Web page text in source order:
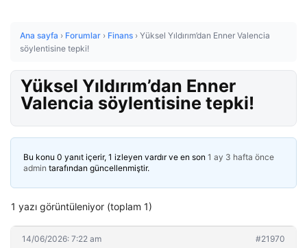
Ana sayfa › Forumlar › Finans › Yüksel Yıldırım’dan Enner Valencia
söylentisine tepki!
Yüksel Yıldırım’dan Enner
Valencia söylentisine tepki!
Bu konu 0 yanıt içerir, 1 izleyen vardır ve en son 1 ay 3 hafta önce
admin tarafından güncellenmiştir.
1 yazı görüntüleniyor (toplam 1)
14/06/2026: 7:22 am #21970